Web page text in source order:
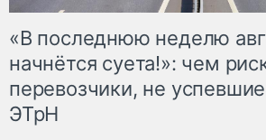
«В последнюю неделю
начнётся суета!»: чем
перевозчики, не
ЭТрН